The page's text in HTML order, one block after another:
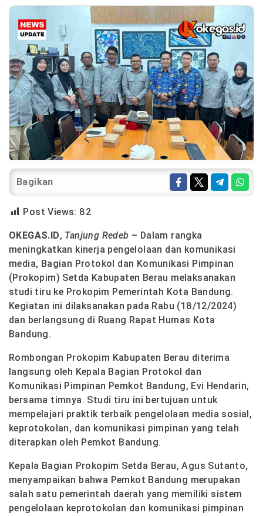
Bagikan
Post Views: 82
OKEGAS.ID, Tanjung Redeb – Dalam rangka
meningkatkan kinerja pengelolaan dan komunikasi
media, Bagian Protokol dan Komunikasi Pimpinan
(Prokopim) Setda Kabupaten Berau melaksanakan
studi tiru ke Prokopim Pemerintah Kota Bandung.
Kegiatan ini dilaksanakan pada Rabu (18/12/2024)
dan berlangsung di Ruang Rapat Humas Kota
Bandung.
Rombongan Prokopim Kabupaten Berau diterima
langsung oleh Kepala Bagian Protokol dan
Komunikasi Pimpinan Pemkot Bandung, Evi Hendarin,
bersama timnya. Studi tiru ini bertujuan untuk
mempelajari praktik terbaik pengelolaan media sosial,
keprotokolan, dan komunikasi pimpinan yang telah
diterapkan oleh Pemkot Bandung.
Kepala Bagian Prokopim Setda Berau, Agus Sutanto,
menyampaikan bahwa Pemkot Bandung merupakan
salah satu pemerintah daerah yang memiliki sistem
pengelolaan keprotokolan dan komunikasi pimpinan